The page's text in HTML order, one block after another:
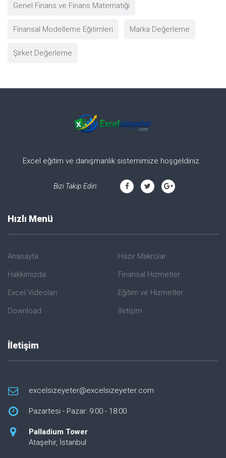
Genel Finans ve Finans Matematiği
Finansal Modelleme Eğitimleri Marka Değerleme
Şirket Değerleme
Excel eğitim ve danışmanlık sistemimize hoşgeldiniz.
Bizi Takip Edin:
Hızlı Menü
Anasayfa
Hakkımızda
Excel Videoları
Download
Hazır Makrolar
Finansal Hizmetler
Eğitim ve Hizmetler
İletişim
İletişim
excelsizeyeter@excelsizeyeter.com
Pazartesi - Pazar: 9:00 - 18:00
Palladium Tower
Ataşehir, İstanbul